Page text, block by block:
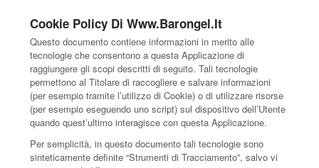
Cookie Policy Di Www.barongel.it
Questo documento contiene informazioni in merito alle
tecnologie che consentono a questa Applicazione di
raggiungere gli scopi descritti di seguito. Tali tecnologie
permettono al Titolare di raccogliere e salvare informazioni
(per esempio tramite l’utilizzo di Cookie) o di utilizzare risorse
(per esempio eseguendo uno script) sul dispositivo dell’Utente
quando quest’ultimo interagisce con questa Applicazione.
Per semplicità, in questo documento tali tecnologie sono
sinteticamente definite “Strumenti di Tracciamento”, salvo vi